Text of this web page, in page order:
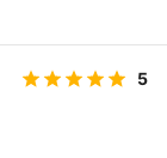
5